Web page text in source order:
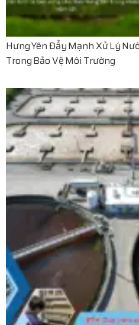
Hưng Yên Đẩy Mạnh Xử Lý
Trong Bảo Vệ Môi Trường